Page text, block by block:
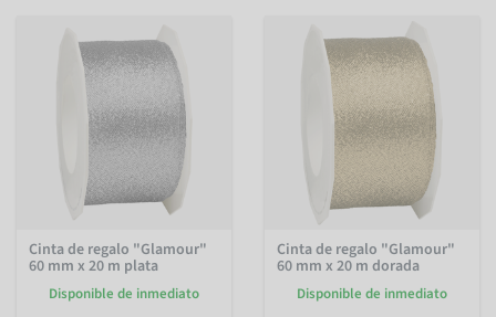
Cinta de regalo "Glamour"
60 mm x 20 m plata
Disponible de inmediato
Cinta de regalo "Glamour"
60 mm x 20 m dorada
Disponible de inmediato